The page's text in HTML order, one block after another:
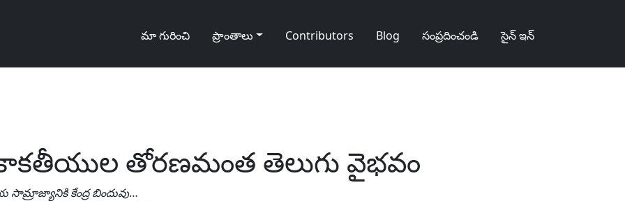
మా గురించి ప్రాంతాలు Contributors Blog సంప్రదించండి సైన్ ఇన్
కాకతీయుల తోరణమంత తెలుగు వైభవం
కేంద్ర బిందువు…